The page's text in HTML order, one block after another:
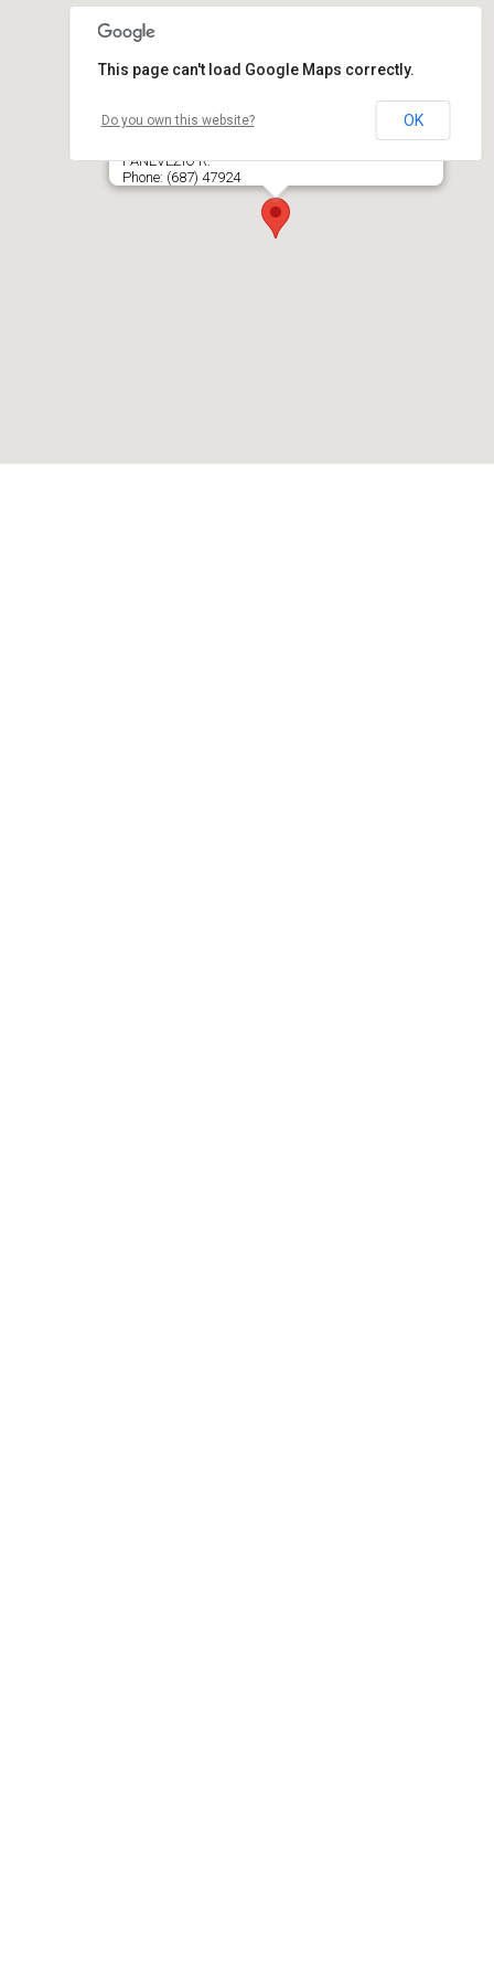
A. Baltrėno IĮ
Miško g. 19A, LT- 36220 ŠILAGALIO K., VELŽIO SEN.,
PANEVĖŽIO R.
Phone: (687) 47924
This page can't load Google Maps correctly.
Do you own this website? OK